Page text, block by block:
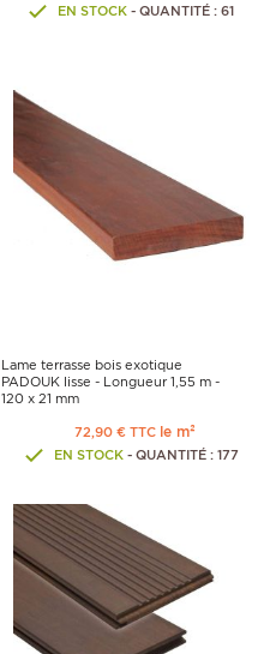
EN STOCK - QUANTITÉ : 61
Lame terrasse bois exotique
PADOUK lisse - Longueur 1,55 m -
120 x 21 mm
72,90 € TTC le m²
EN STOCK- QUANTITÉ : 177